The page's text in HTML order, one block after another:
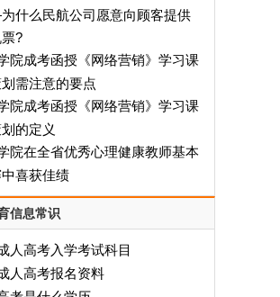
什么民航公司愿意向顾客提供
?
院成考函授《网络营销》学习课
需注意的要点
院成考函授《网络营销》学习课
的定义
院在全省优秀心理健康教师基本
喜获佳绩
信息常识
人高考入学考试科目
人高考报名资料